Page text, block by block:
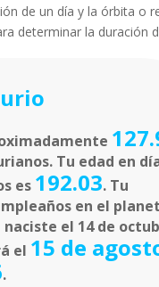
de un día y la órbita o
determinar la duración
Tu edad en
es 192.03. Tu
en el
el 14 de
el 15 de
.